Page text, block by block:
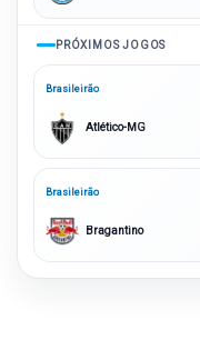
PRÓXIMOS JOGOS
Brasileirão
Atlético-MG
Brasileirão
Bragantino